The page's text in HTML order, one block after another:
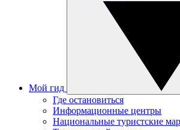
Мой гид
Где остановиться
Информационные центры
Национальные туристские